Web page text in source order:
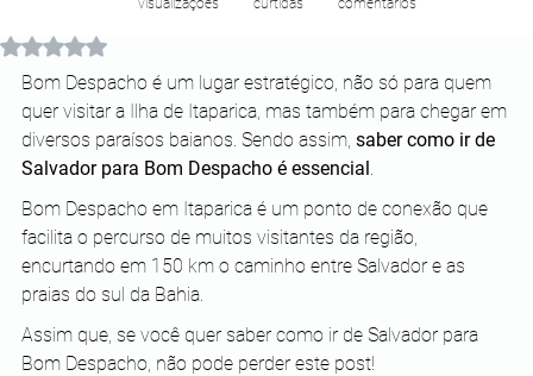
Avaliado com NaN de 5 estrelas.
Bom Despacho é um lugar estratégico, não só para quem
quer visitar a Ilha de Itaparica, mas também para chegar em
diversos paraísos baianos. Sendo assim, saber como ir de
Salvador para Bom Despacho é essencial.
Bom Despacho em Itaparica é um ponto de conexão que
facilita o percurso de muitos visitantes da região,
encurtando em 150 km o caminho entre Salvador e as
praias do sul da Bahia.
Assim que, se você quer saber como ir de Salvador para
Bom Despacho, não pode perder este post!
visualizações
curtidas
comentários